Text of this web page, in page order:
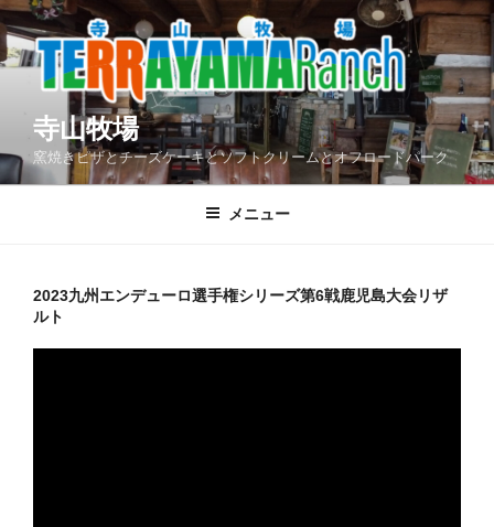
コ
ン
テ
ス
寺山牧場
窯焼きピザとチーズケーキとソフトクリームとオフロードパーク
メニュー
2023九州エンデューロ選手権シリーズ第6戦鹿児島大会リザ
ルト